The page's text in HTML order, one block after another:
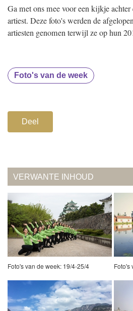
Ga met ons mee voor een kijkje achter
artiest. Deze foto's werden de
artiesten genomen terwijl ze op hun
Foto's van de week
Deel
VERWANTE INHOUD
Foto's van de week: 19/4-25/4 Foto's